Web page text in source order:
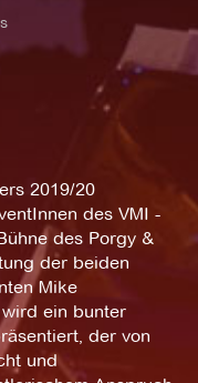
2019/20
des VMI -
des Porgy &
der beiden
Mike
ein bunter
der von
und